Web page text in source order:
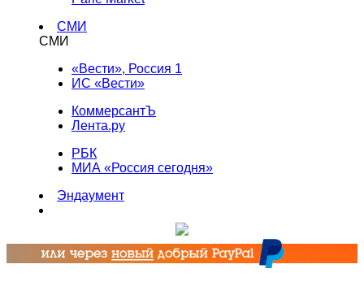
СМИ
СМИ
«Вести», Россия 1
ИС «Вести»
КоммерсантЪ
Лента.ру
РБК
МИА «Россия сегодня»
Эндаумент